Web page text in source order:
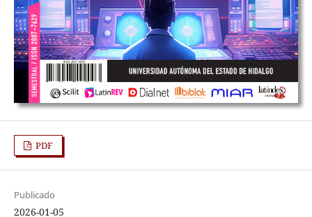
PDF
Publicado
2026-01-05